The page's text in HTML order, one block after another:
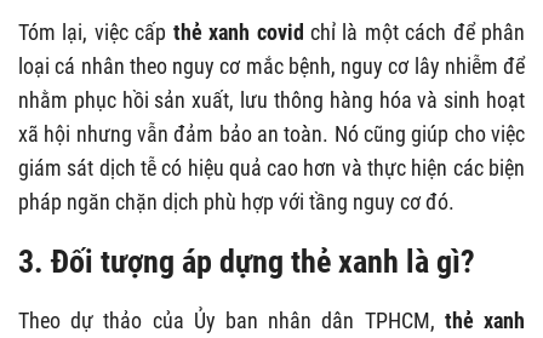
Tóm lại, việc cấp thẻ xanh covid chỉ là một cách để phân
loại cá nhân theo nguy cơ mắc bệnh, nguy cơ lây nhiễm để
nhằm phục hồi sản xuất, lưu thông hàng hóa và sinh hoạt
xã hội nhưng vẫn đảm bảo an toàn. Nó cũng giúp cho việc
giám sát dịch tễ có hiệu quả cao hơn và thực hiện các biện
pháp ngăn chặn dịch phù hợp với tầng nguy cơ đó.
3. Đối tượng áp dựng thẻ xanh là gì?
Theo dự thảo của Ủy ban nhân dân TPHCM, thẻ xanh